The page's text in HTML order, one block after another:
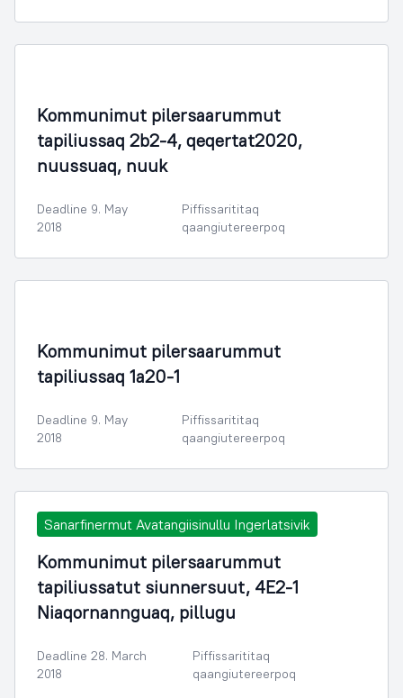
Kommunimut pilersaarummut
tapiliussaq 2b2-4, qeqertat2020,
nuussuaq, nuuk
Deadline 9. May
2018
Piffissarititaq
qaangiutereerpoq
Kommunimut pilersaarummut
tapiliussaq 1a20-1
Deadline 9. May
2018
Piffissarititaq
qaangiutereerpoq
Sanarfinermut Avatangiisinullu Ingerlatsivik
Kommunimut pilersaarummut
tapiliussatut siunnersuut, 4E2-1
Niaqornannguaq, pillugu
Deadline 28. March
2018
Piffissarititaq
qaangiutereerpoq